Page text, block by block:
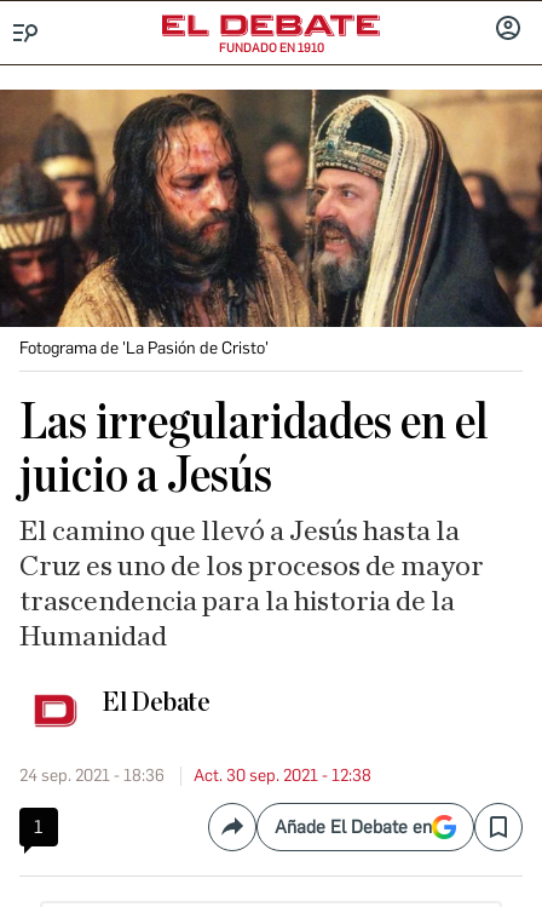
FUNDADO EN 1910
Fotograma de 'La Pasión de Cristo'
Las irregularidades en el
juicio a Jesús
El camino que llevó a Jesús hasta la
Cruz es uno de los procesos de mayor
trascendencia para la historia de la
Humanidad
El Debate
24 sep. 2021 - 18:36 Act. 30 sep. 2021 - 12:38
1 CompartirAñade El Debate en Save